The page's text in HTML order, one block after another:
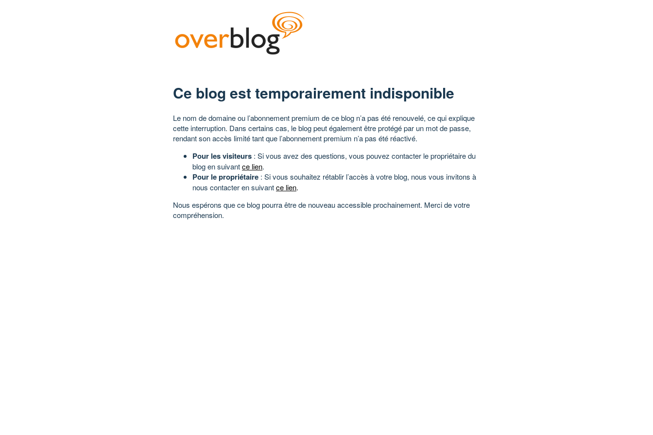
Ce blog est temporairement indisponible
Le nom de domaine ou l’abonnement premium de ce blog n’a pas été renouvelé, ce qui explique
cette interruption. Dans certains cas, le blog peut également être protégé par un mot de passe,
rendant son accès limité tant que l’abonnement premium n’a pas été réactivé.
Pour les visiteurs : Si vous avez des questions, vous pouvez contacter le propriétaire du
blog en suivantce lien.
Pour le propriétaire : Si vous souhaitez rétablir l’accès à votre blog, nous vous invitons à
nous contacter en suivantce lien.
Nous espérons que ce blog pourra être de nouveau accessible prochainement. Merci de votre
compréhension.